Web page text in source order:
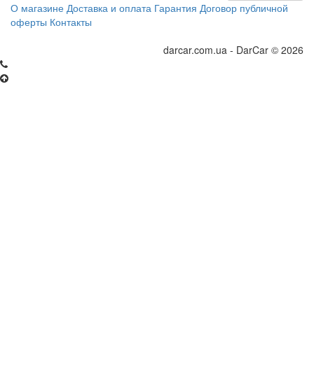
О магазине Доставка и оплата Гарантия Договор публичной
оферты Контакты
darcar.com.ua - DarCar © 2026